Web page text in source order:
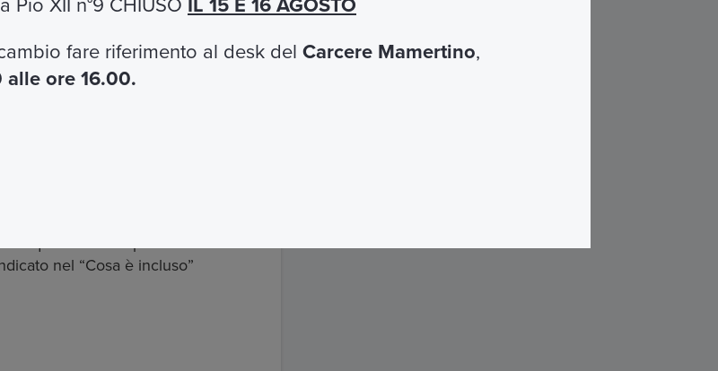
e inglese
nel “Cosa è incluso”
Pio XII n°9 CHIUSO IL 15 E 16 AGOSTO
fare riferimento al desk del Carcere Mamertino,
alle ore 16.00.